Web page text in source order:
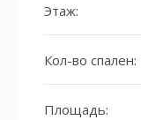
Этаж:
Кол-во спален:
Площадь: